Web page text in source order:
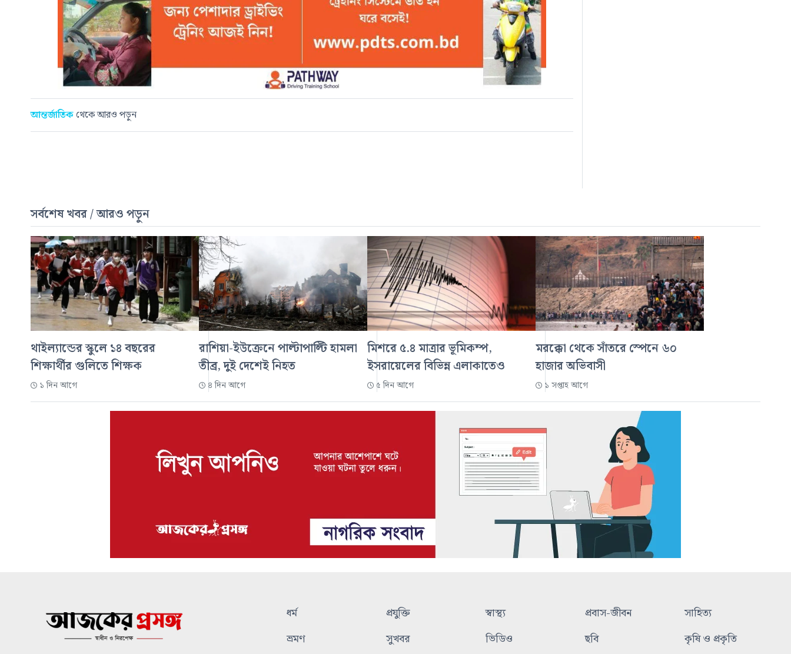
আন্তর্জাতিক থেকে আরও পড়ুন
সর্বশেষ খবর / আরও পড়ুন
থাইল্যান্ডের স্কুলে ১৪ বছরের
শিক্ষার্থীর গুলিতে শিক্ষক
১ দিন আগে
রাশিয়া-ইউক্রেনে পাল্টাপাল্টি হামলা
তীব্র, দুই দেশেই নিহত
৪ দিন আগে
মিশরে ৫.৪ মাত্রার ভূমিকম্প,
ইসরায়েলের বিভিন্ন এলাকাতেও
৫ দিন আগে
মরক্কো থেকে সাঁতরে স্পেনে ৬০
হাজার অভিবাসী
১ সপ্তাহ আগে
ধর্ম প্রযুক্তি স্বাস্থ্য প্রবাস-জীবন
সাহিত্য
ভ্রমণ
সুখবর ভিডিও ছবি কৃষি ও প্রকৃতি